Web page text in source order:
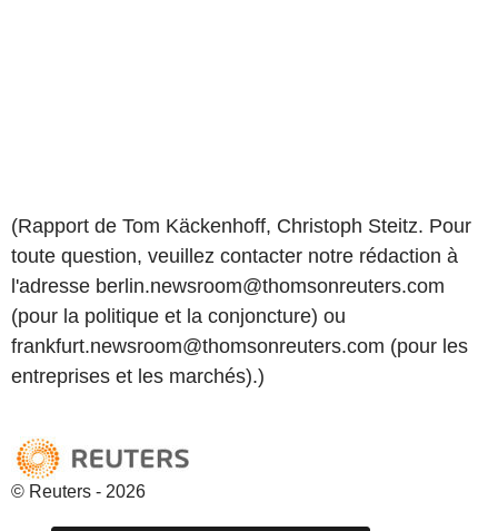
(Rapport de Tom Käckenhoff, Christoph Steitz. Pour
toute question, veuillez contacter notre rédaction à
l'adresse berlin.newsroom@thomsonreuters.com
(pour la politique et la conjoncture) ou
frankfurt.newsroom@thomsonreuters.com (pour les
entreprises et les marchés).)
© Reuters - 2026